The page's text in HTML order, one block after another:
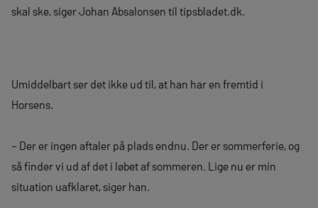
skal ske, siger Johan Absalonsen til tipsbladet.dk.
Umiddelbart ser det ikke ud til, at han har en fremtid i
Horsens.
– Der er ingen aftaler på plads endnu. Der er sommerferie, og
så finder vi ud af det i løbet af sommeren. Lige nu er min
situation uafklaret, siger han.